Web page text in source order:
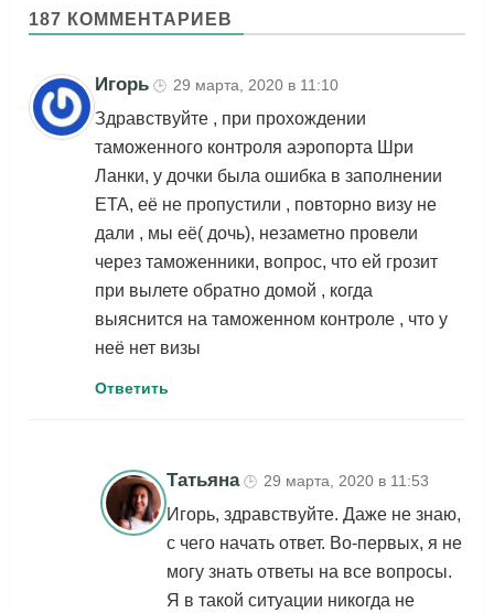
187 КОММЕНТАРИЕВ
Игорь 🕒 29 марта, 2020 в 11:10
Здравствуйте , при прохождении
таможенного контроля аэропорта Шри
Ланки, у дочки была ошибка в заполнении
ЕТА, её не пропустили , повторно визу не
дали , мы её( дочь), незаметно провели
через таможенники, вопрос, что ей грозит
при вылете обратно домой , когда
выяснится на таможенном контроле , что у
неё нет визы
Ответить
Татьяна 🕒 29 марта, 2020 в 11:53
Игорь, здравствуйте. Даже не знаю,
с чего начать ответ. Во-первых, я не
могу знать ответы на все вопросы.
Я в такой ситуации никогда не